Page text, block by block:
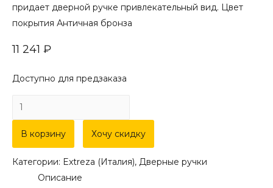
придает дверной ручке привлекательный вид. Цвет
покрытия Античная бронза
11 241 ₽
Доступно для предзаказа
Количество
товара
Дверная
ручка
Extreza
"LEON"
В корзину Хочу скидку
Категории: Extreza (Италия), Дверные ручки
Описание